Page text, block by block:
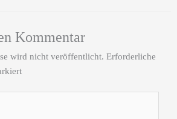
Kommentar
wird nicht veröffentlicht. Erforderliche